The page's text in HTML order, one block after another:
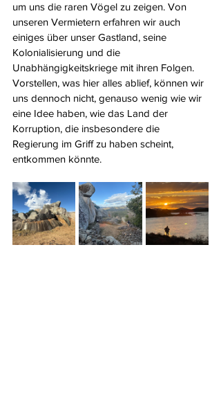
um uns die raren Vögel zu zeigen. Von
unseren Vermietern erfahren wir auch
einiges über unser Gastland, seine
Kolonialisierung und die
Unabhängigkeitskriege mit ihren Folgen.
Vorstellen, was hier alles ablief, können wir
uns dennoch nicht, genauso wenig wie wir
eine Idee haben, wie das Land der
Korruption, die insbesondere die
Regierung im Griff zu haben scheint,
entkommen könnte.